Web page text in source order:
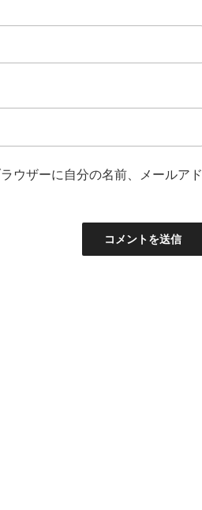
ウザーに自分の名前、メールアド